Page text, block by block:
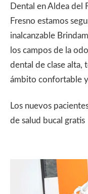
Dental en Aldea del
Fresno estamos
inalcanzable
los campos de la
dental de clase alta,
ámbito confortable
Los nuevos
de salud bucal gratis